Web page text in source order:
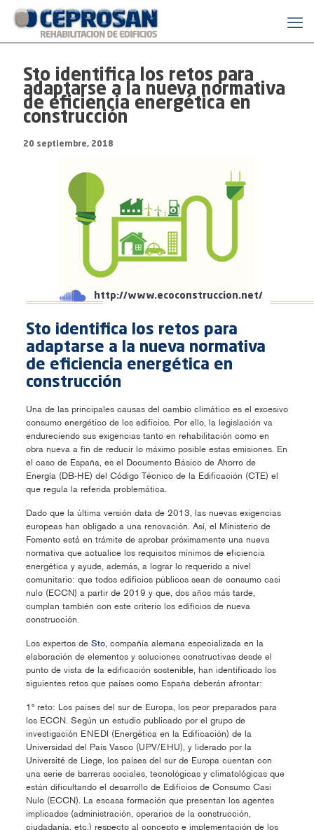
Sto identifica los retos para
adaptarse a la nueva normativa
de eficiencia energética en
construcción
20 septiembre, 2018
http://www.ecoconstruccion.net/
Sto identifica los retos para
adaptarse a la nueva normativa
de eficiencia energética en
construcción
Una de las principales causas del cambio climático es el excesivo
consumo energético de los edificios. Por ello, la legislación va
endureciendo sus exigencias tanto en rehabilitación como en
obra nueva a fin de reducir lo máximo posible estas emisiones. En
el caso de España, es el Documento Básico de Ahorro de
Energía (DB-HE) del Código Técnico de la Edificación (CTE) el
que regula la referida problemática.
Dado que la última versión data de 2013, las nuevas exigencias
europeas han obligado a una renovación. Así, el Ministerio de
Fomento está en trámite de aprobar próximamente una nueva
normativa que actualice los requisitos mínimos de eficiencia
energética y ayude, además, a lograr lo requerido a nivel
comunitario: que todos edificios públicos sean de consumo casi
nulo (ECCN) a partir de 2019 y que, dos años más tarde,
cumplan también con este criterio los edificios de nueva
construcción.
Los expertos de Sto, compañía alemana especializada en la
elaboración de elementos y soluciones constructivas desde el
punto de vista de la edificación sostenible, han identificado los
siguientes retos que países como España deberán afrontar:
1º reto: Los países del sur de Europa, los peor preparados para
los ECCN. Según un estudio publicado por el grupo de
investigación ENEDI (Energética en la Edificación) de la
Universidad del País Vasco (UPV/EHU), y liderado por la
Université de Liege, los países del sur de Europa cuentan con
una serie de barreras sociales, tecnológicas y climatológicas que
están dificultando el desarrollo de Edificios de Consumo Casi
Nulo (ECCN). La escasa formación que presentan los agentes
implicados (administración, operarios de la construcción,
ciudadanía, etc.) respecto al concepto e implementación de los